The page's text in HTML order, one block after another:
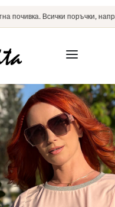
Всички поръчки,